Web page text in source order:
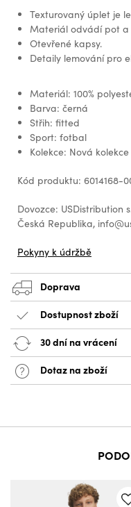
Texturovaný úplet je
Materiál odvádí pot a
Otevřené kapsy.
Detaily lemování pro
Materiál: 100%
Barva: černá
Střih: fitted
Sport: fotbal
Kolekce: Nová kolekce
Kód produktu: 6014168-
Dovozce: USDistribution
Česká Republika,
Pokyny k údržbě
Doprava
Dostupnost zboží
30 dní na vrácení
Dotaz na zboží